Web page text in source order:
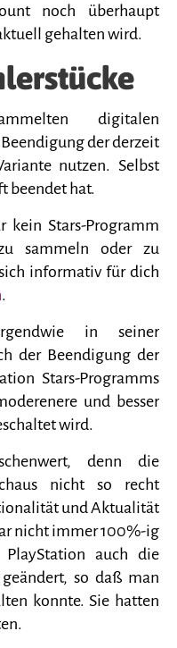
noch überhaupt
gehalten wird.
digitalen
der derzeit
nutzen. Selbst
beendet hat.
kein Stars-Programm
sammeln oder zu
informativ für dich
.
in seiner
der Beendigung der
Stars-Programms
und besser
wird.
denn die
nicht so recht
und Aktualität
nicht immer 100%-ig
PlayStation auch die
so daß man
konnte. Sie hatten